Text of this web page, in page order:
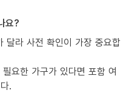
요?
달라 사전 확인이 가장 중요합
요한 가구가 있다면 포함 여
.